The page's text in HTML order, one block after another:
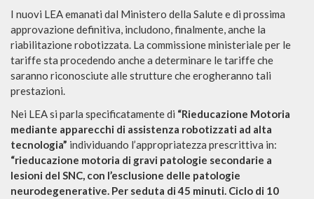
I nuovi LEA emanati dal Ministero della Salute e di prossima
approvazione definitiva, includono, finalmente, anche la
riabilitazione robotizzata. La commissione ministeriale per le
tariffe sta procedendo anche a determinare le tariffe che
saranno riconosciute alle strutture che erogheranno tali
prestazioni.
Nei LEA si parla specificatamente di “Rieducazione Motoria
mediante apparecchi di assistenza robotizzati ad alta
tecnologia” individuando l’appropriatezza prescrittiva in:
“rieducazione motoria di gravi patologie secondarie a
lesioni del SNC, con l’esclusione delle patologie
neurodegenerative. Per seduta di 45 minuti. Ciclo di 10